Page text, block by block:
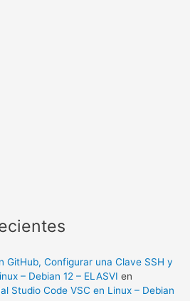
GitHub, Configurar una Clave SSH y
– Debian 12 – ELASVI en
Studio Code VSC en Linux – Debian